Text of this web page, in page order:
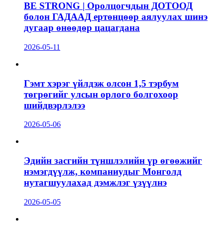
BE STRONG | Оролцогчдын ДОТООД
болон ГАДААД ертөнцөөр аялуулах шинэ
дугаар өнөөдөр цацагдана
2026-05-11
Гэмт хэрэг үйлдэж олсон 1,5 тэрбум
төгрөгийг улсын орлого болгохоор
шийдвэрлэлээ
2026-05-06
Эдийн засгийн түншлэлийн үр өгөөжийг
нэмэгдүүлж, компаниудыг Монголд
нутагшуулахад дэмжлэг үзүүлнэ
2026-05-05